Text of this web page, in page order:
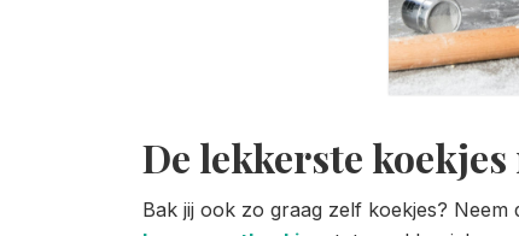
De lekkerste
Bak jij ook zo graag zelf koekjes?